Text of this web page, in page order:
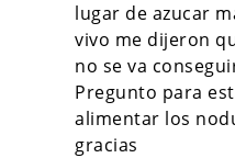
lugar de azucar
vivo me dijeron
no se va
Pregunto para
alimentar los
gracias